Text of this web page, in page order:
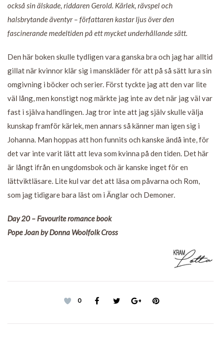
också sin älskade, riddaren Gerold. Kärlek, rävspel och
halsbrytande äventyr – författaren kastar ljus över den
fascinerande medeltiden på ett mycket underhållande sätt.
Den här boken skulle tydligen vara ganska bra och jag har alltid
gillat när kvinnor klär sig i manskläder för att på så sätt lura sin
omgivning i böcker och serier. Först tyckte jag att den var lite
väl lång, men konstigt nog märkte jag inte av det när jag väl var
fast i själva handlingen. Jag tror inte att jag själv skulle välja
kunskap framför kärlek, men annars så känner man igen sig i
Johanna. Man hoppas att hon funnits och kanske ändå inte, för
det var inte varit lätt att leva som kvinna på den tiden. Det här
är långt ifrån en ungdomsbok och är kanske inget för en
lättviktläsare. Lite kul var det att läsa om påvarna och Rom,
som jag tidigare bara läst om i Änglar och Demoner.
Day 20 – Favourite romance book
Pope Joan by Donna Woolfolk Cross
0